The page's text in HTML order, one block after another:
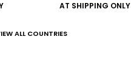
AT SHIPPING ONLY
ALL COUNTRIES